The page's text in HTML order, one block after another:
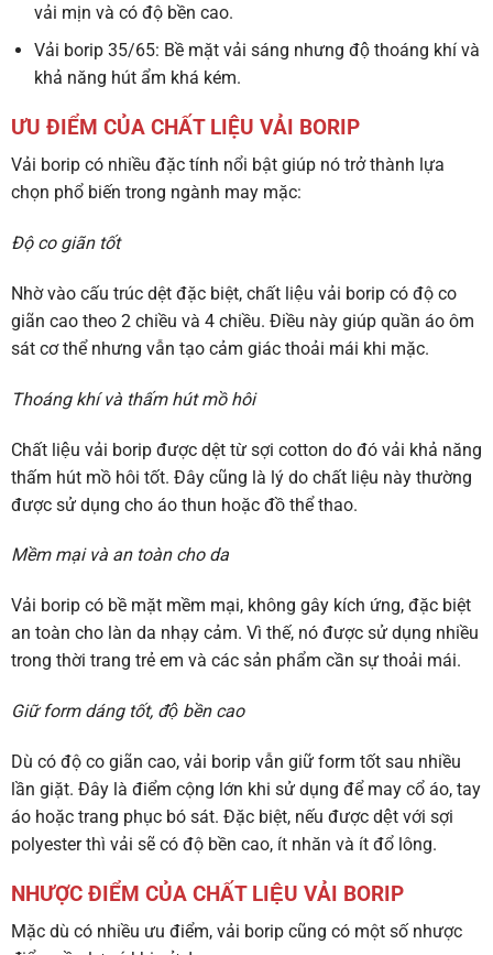
vải mịn và có độ bền cao.
Vải borip 35/65: Bề mặt vải sáng nhưng độ thoáng khí và
khả năng hút ẩm khá kém.
ƯU ĐIỂM CỦA CHẤT LIỆU VẢI BORIP
Vải borip có nhiều đặc tính nổi bật giúp nó trở thành lựa
chọn phổ biến trong ngành may mặc:
Độ co giãn tốt
Nhờ vào cấu trúc dệt đặc biệt, chất liệu vải borip có độ co
giãn cao theo 2 chiều và 4 chiều. Điều này giúp quần áo ôm
sát cơ thể nhưng vẫn tạo cảm giác thoải mái khi mặc.
Thoáng khí và thấm hút mồ hôi
Chất liệu vải borip được dệt từ sợi cotton do đó vải khả năng
thấm hút mồ hôi tốt. Đây cũng là lý do chất liệu này thường
được sử dụng cho áo thun hoặc đồ thể thao.
Mềm mại và an toàn cho da
Vải borip có bề mặt mềm mại, không gây kích ứng, đặc biệt
an toàn cho làn da nhạy cảm. Vì thế, nó được sử dụng nhiều
trong thời trang trẻ em và các sản phẩm cần sự thoải mái.
Giữ form dáng tốt, độ bền cao
Dù có độ co giãn cao, vải borip vẫn giữ form tốt sau nhiều
lần giặt. Đây là điểm cộng lớn khi sử dụng để may cổ áo, tay
áo hoặc trang phục bó sát. Đặc biệt, nếu được dệt với sợi
polyester thì vải sẽ có độ bền cao, ít nhăn và ít đổ lông.
NHƯỢC ĐIỂM CỦA CHẤT LIỆU VẢI BORIP
Mặc dù có nhiều ưu điểm, vải borip cũng có một số nhược